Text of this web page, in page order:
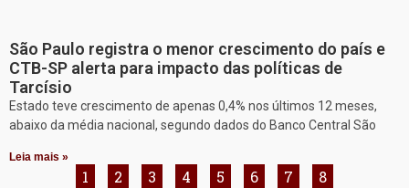
São Paulo registra o menor crescimento do país e
CTB-SP alerta para impacto das políticas de
Tarcísio
Estado teve crescimento de apenas 0,4% nos últimos 12 meses,
abaixo da média nacional, segundo dados do Banco Central São
Leia mais »
1 2 3 4 5 6 7 8